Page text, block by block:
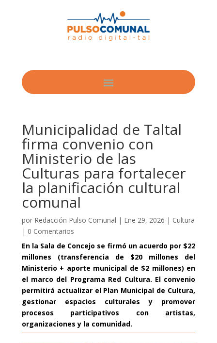
Municipalidad de Taltal
firma convenio con
Ministerio de las
Culturas para fortalecer
la planificación cultural
comunal
por Redacción Pulso Comunal | Ene 29, 2026 | Cultura
| 0 Comentarios
En la Sala de Concejo se firmó un acuerdo por $22
millones (transferencia de $20 millones del
Ministerio + aporte municipal de $2 millones) en
el marco del Programa Red Cultura. El convenio
permitirá actualizar el Plan Municipal de Cultura,
gestionar espacios culturales y promover
procesos participativos con artistas,
organizaciones y la comunidad.